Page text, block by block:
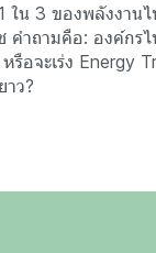
ใน 3 ของพลังงาน
คำถามคือ: องค์กร
รือจะเร่ง Energy
าว?